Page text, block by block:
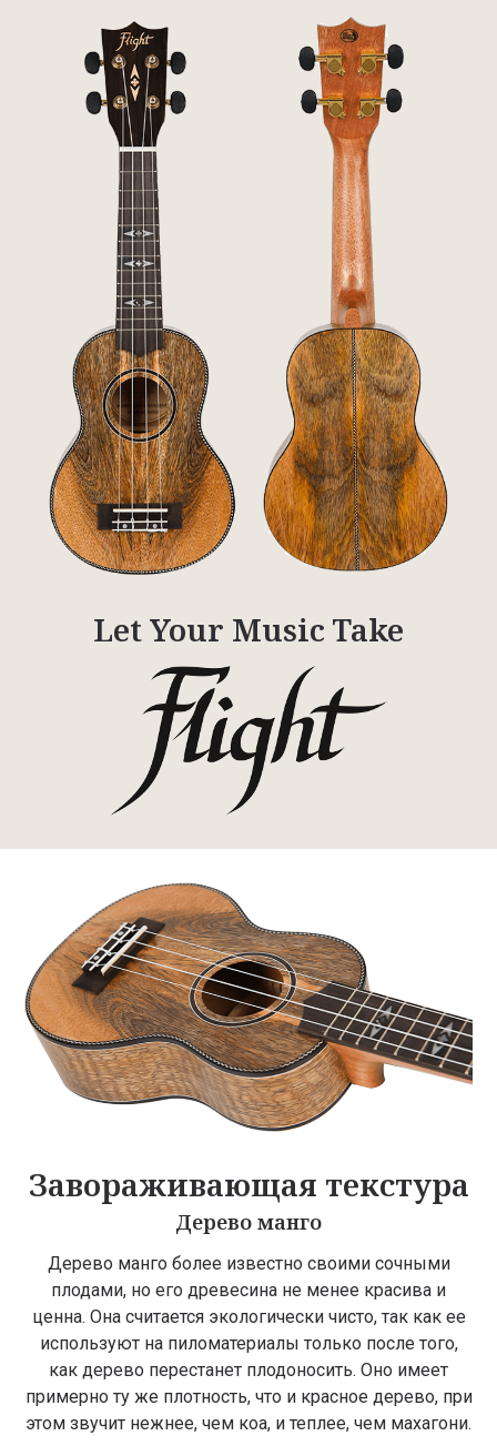
Let Your Music Take
Завораживающая текстура
Дерево манго
Дерево манго более известно своими сочными
плодами, но его древесина не менее красива и
ценна. Она считается экологически чисто, так как ее
используют на пиломатериалы только после того,
как дерево перестанет плодоносить. Оно имеет
примерно ту же плотность, что и красное дерево, при
этом звучит нежнее, чем коа, и теплее, чем махагони.